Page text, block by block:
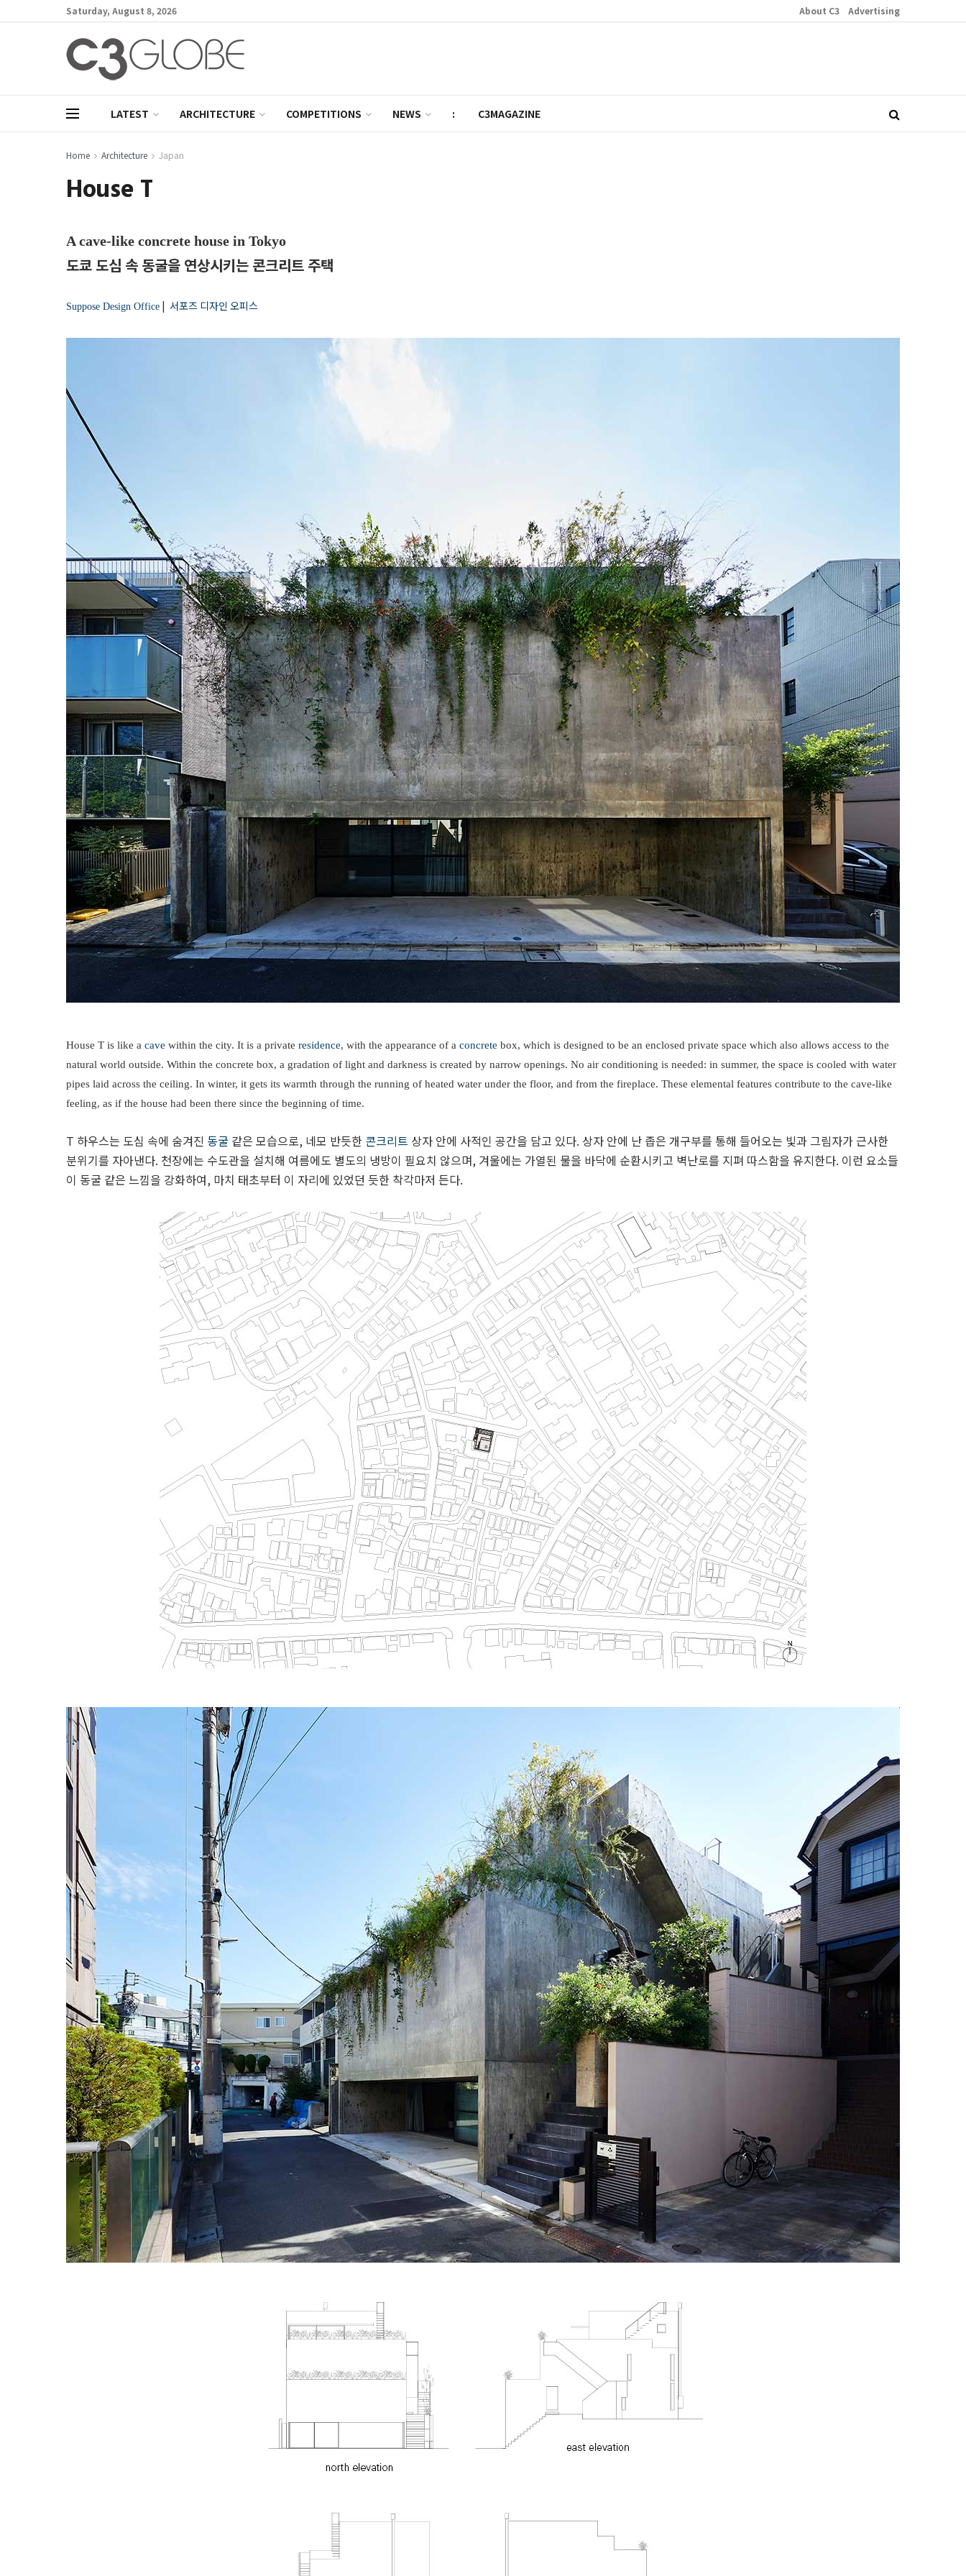
Saturday, August 8, 2026 About C3 Advertising
LATEST ARCHITECTURE COMPETITIONS NEWS : C3MAGAZINE
Home Architecture Japan
House T
A cave-like concrete house in Tokyo
도쿄 도심 속 동굴을 연상시키는 콘크리트 주택
Suppose Design Office | 서포즈 디자인 오피스
House T is like a cave within the city. It is a private residence, with the appearance of a concrete box, which is designed to be an enclosed private space which also allows access to the
natural world outside. Within the concrete box, a gradation of light and darkness is created by narrow openings. No air conditioning is needed: in summer, the space is cooled with water
pipes laid across the ceiling. In winter, it gets its warmth through the running of heated water under the floor, and from the fireplace. These elemental features contribute to the cave-like
feeling, as if the house had been there since the beginning of time.
T 하우스는 도심 속에 숨겨진 동굴 같은 모습으로, 네모 반듯한 콘크리트 상자 안에 사적인 공간을 담고 있다. 상자 안에 난 좁은 개구부를 통해 들어오는 빛과 그림자가 근사한
분위기를 자아낸다. 천장에는 수도관을 설치해 여름에도 별도의 냉방이 필요치 않으며, 겨울에는 가열된 물을 바닥에 순환시키고 벽난로를 지펴 따스함을 유지한다. 이런 요소들
이 동굴 같은 느낌을 강화하여, 마치 태초부터 이 자리에 있었던 듯한 착각마저 든다.